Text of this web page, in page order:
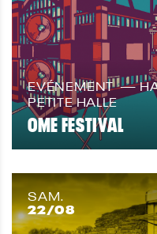
EVÉNEMENT
PETITE HALLE
OME FESTIVAL
SAM.
22/08